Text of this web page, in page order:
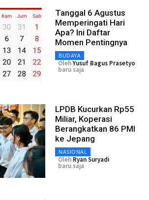
Tanggal 6 Agustus
Memperingati Hari
Apa? Ini Daftar
Momen Pentingnya
BUDAYA
OlehYusuf Bagus Prasetyo
baru saja
LPDB Kucurkan Rp55
Miliar, Koperasi
Berangkatkan 86 PMI
ke Jepang
NASIONAL
Oleh Ryan Suryadi
baru saja